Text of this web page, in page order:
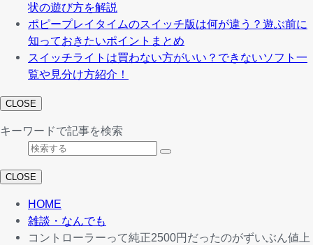
状の遊び方を解説
ポピープレイタイムのスイッチ版は何が違う？遊ぶ前に
知っておきたいポイントまとめ
スイッチライトは買わない方がいい？できないソフト一
覧や見分け方紹介！
CLOSE
キーワードで記事を検索
CLOSE
HOME
雑談・なんでも
コントローラーって純正2500円だったのがずいぶん値上